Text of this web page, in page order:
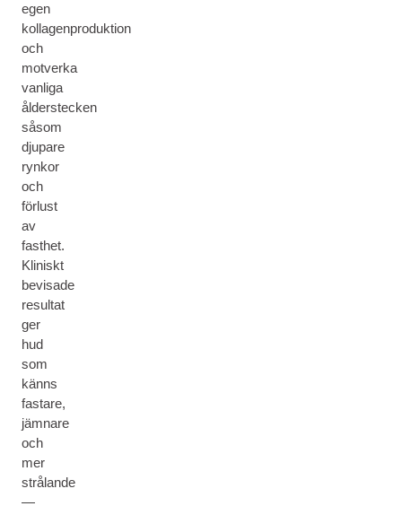
egen
kollagenproduktion
och
motverka
vanliga
ålderstecken
såsom
djupare
rynkor
och
förlust
av
fasthet.
Kliniskt
bevisade
resultat
ger
hud
som
känns
fastare,
jämnare
och
mer
strålande
—